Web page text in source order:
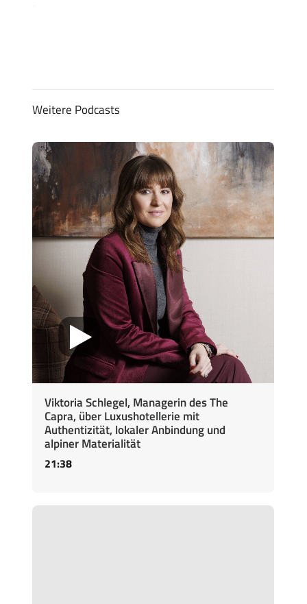
Weitere Podcasts
Viktoria Schlegel, Managerin des The
Capra, über Luxushotellerie mit
Authentizität, lokaler Anbindung und
alpiner Materialität
21:38